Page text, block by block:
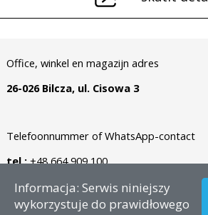
Office, winkel en magazijn adres
26-026 Bilcza, ul. Cisowa 3
Telefoonnummer of WhatsApp-contact
tel.:+48 664 909 100
Autortiesības © 2026 - LV –
Informacja: Serwis niniejszy
wykorzystuje do prawidłowego